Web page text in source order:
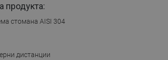
продукта:
стомана AISI 304
дистанции